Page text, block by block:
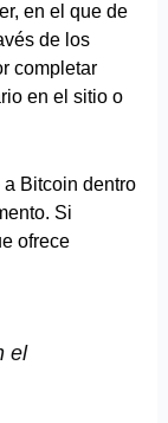
en el que de
de los
completar
en el sitio o
Bitcoin dentro
Si
ofrece
el